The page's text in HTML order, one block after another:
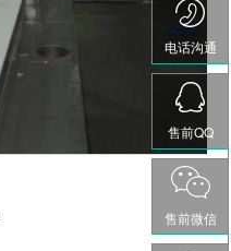
电话沟通
售前QQ
售前微信